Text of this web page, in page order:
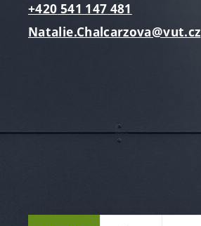
+420 541 147 481
Natalie.Chalcarzova@vut.cz